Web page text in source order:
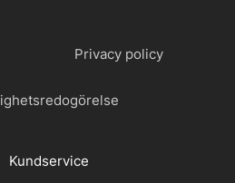
Privacy policy
Kundservice